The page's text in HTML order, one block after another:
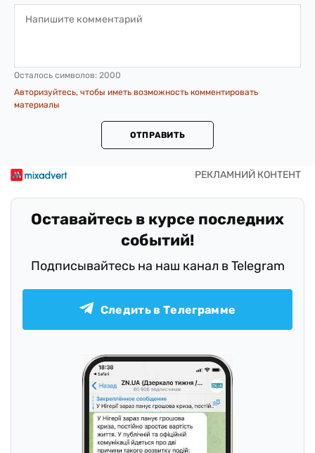
Осталось символов: 2000
Авторизуйтесь, чтобы иметь возможность комментировать
материалы
ОТПРАВИТЬ
Оставайтесь в курсе последних
событий!
Подписывайтесь на наш канал в Telegram
Следить в Телеграмме